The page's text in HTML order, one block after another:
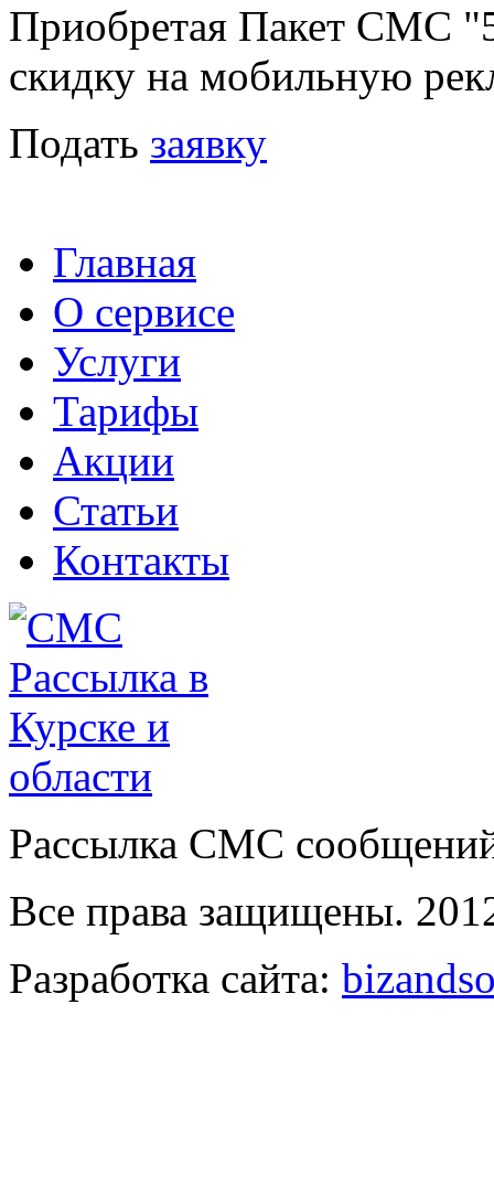
Приобретая Пакет СМС
скидку на мобильную
Подать заявку
Главная
О сервисе
Услуги
Тарифы
Акции
Статьи
Контакты
Рассылка СМС
Все права защищены.
Разработка сайта: